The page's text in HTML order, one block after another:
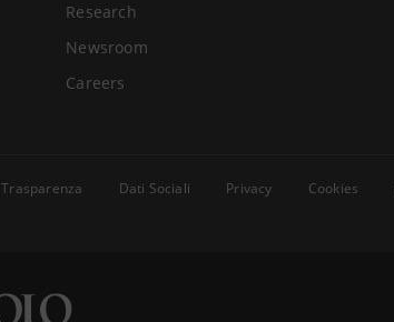
Research
Newsroom
Careers
Trasparenza Dati Sociali Privacy Cookies